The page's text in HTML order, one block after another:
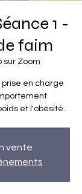
1 -
faim
sur Zoom
en charge
et l'obésité.
vente